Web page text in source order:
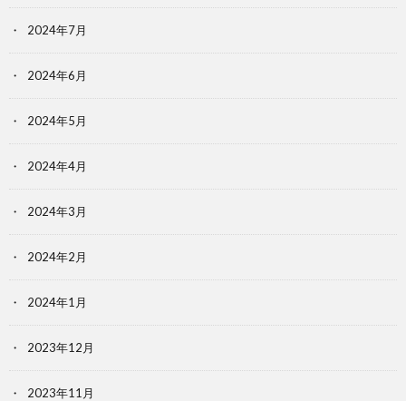
2024年7月
2024年6月
2024年5月
2024年4月
2024年3月
2024年2月
2024年1月
2023年12月
2023年11月